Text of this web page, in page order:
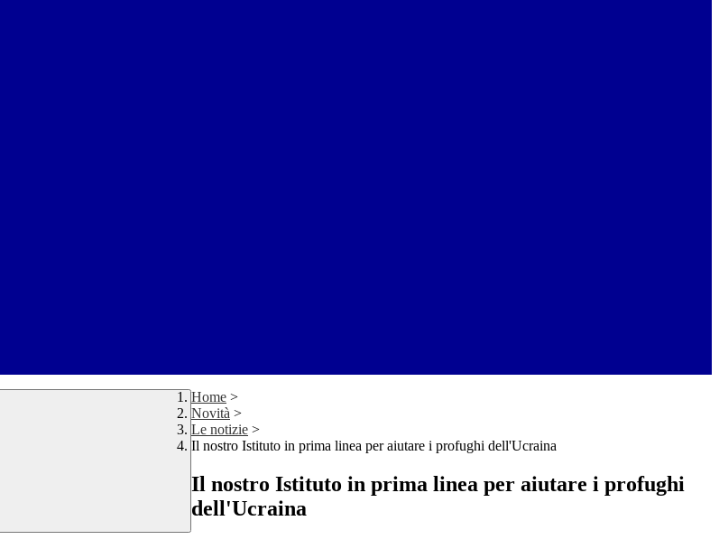
Home >
Novità >
Le notizie >
Il nostro Istituto in prima linea per aiutare i profughi dell'Ucraina
Il nostro Istituto in prima linea per aiutare i profughi
dell'Ucraina